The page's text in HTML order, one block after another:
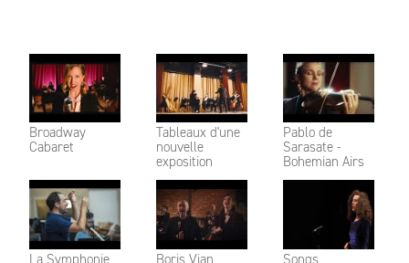
Broadway
Cabaret
Tableaux d'une
nouvelle
exposition
Pablo de
Sarasate -
Bohemian Airs
La Symphonie
Boris Vian,
Songs